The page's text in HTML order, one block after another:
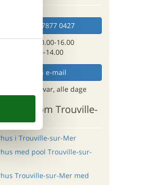
Ring (+45) 7877 0427
Man. - fre. 10.00-16.00
Lør. 10.00-14.00
Send en e-mail
få et hurtigt svar, alle dage
artikler om Trouville-
i Trouville-sur-Mer
med pool Trouville-sur-
Trouville-sur-Mer med